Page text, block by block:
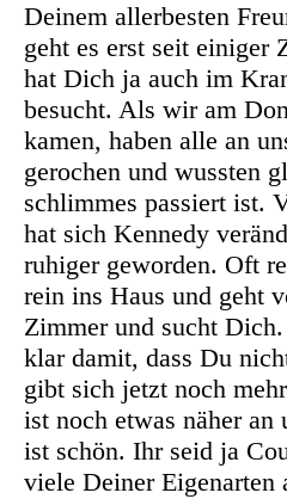
Deinem allerbesten
geht es erst seit einiger
hat Dich ja auch im
besucht. Als wir am
kamen, haben alle an
gerochen und wussten
schlimmes passiert ist.
hat sich Kennedy
ruhiger geworden. Oft
rein ins Haus und geht
Zimmer und sucht
klar damit, dass Du
gibt sich jetzt noch
ist noch etwas näher an
ist schön. Ihr seid ja
viele Deiner Eigenarten